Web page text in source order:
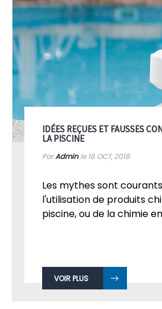
IDÉES REÇUES ET FAUSSES
LA PISCINE
ParAdminle 16 OCT, 2018
Les mythes sont
l'utilisation de produits
piscine, ou de la chimie
VOIR PLUS